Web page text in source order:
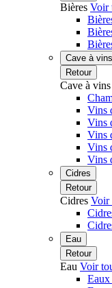
Bières Voir
Cave à vins
Retour
Cave à vins
Vins
Vins
Vins
Vins
Vins
Cidres
Retour
Cidres Voir
Eau
Retour
Eau Voir
Eaux